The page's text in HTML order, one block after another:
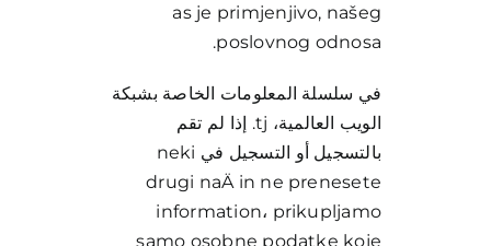
as je primjenjivo, našeg
poslovnog odnosa.
في سلسلة المعلومات الخاصة بشبكة
الويب العالمية، tj. إذا لم تقم
بالتسجيل أو التسجيل في neki
drugi naÄ in ne prenesete
information، prikupljamo
samo osobne podatke koje